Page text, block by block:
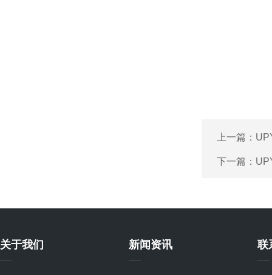
上一篇：
下一篇：
关于我们 新闻资讯 联